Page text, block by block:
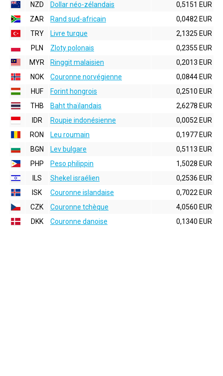
NZD
Dollar néo-zélandais
0,5151 EUR
ZAR
Rand sud-africain
0,0482 EUR
TRY
Livre turque
2,1325 EUR
PLN
Zloty polonais
0,2355 EUR
MYR
Ringgit malaisien
0,2013 EUR
NOK
Couronne norvégienne
0,0844 EUR
HUF
Forint hongrois
0,2510 EUR
THB
Baht thaïlandais
2,6278 EUR
IDR
Roupie indonésienne
0,0052 EUR
RON
Leu roumain
0,1977 EUR
BGN
Lev bulgare
0,5113 EUR
PHP
Peso philippin
1,5028 EUR
ILS
Shekel israélien
0,2536 EUR
ISK
Couronne islandaise
0,7022 EUR
CZK
Couronne tchèque
4,0560 EUR
DKK
Couronne danoise 0,1340 EUR